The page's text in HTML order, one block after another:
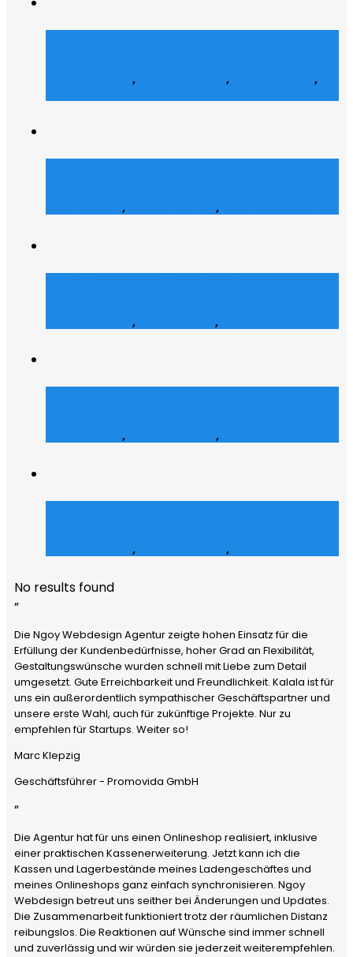
, ,
,
, ,
, ,
, ,
, ,
No results found
”
Die Ngoy Webdesign Agentur zeigte hohen Einsatz für die
Erfüllung der Kundenbedürfnisse, hoher Grad an Flexibilität,
Gestaltungswünsche wurden schnell mit Liebe zum Detail
umgesetzt. Gute Erreichbarkeit und Freundlichkeit. Kalala ist für
uns ein außerordentlich sympathischer Geschäftspartner und
unsere erste Wahl, auch für zukünftige Projekte. Nur zu
empfehlen für Startups. Weiter so!
Marc Klepzig
Geschäftsführer - Promovida GmbH
”
Die Agentur hat für uns einen Onlineshop realisiert, inklusive
einer praktischen Kassenerweiterung. Jetzt kann ich die
Kassen und Lagerbestände meines Ladengeschäftes und
meines Onlineshops ganz einfach synchronisieren. Ngoy
Webdesign betreut uns seither bei Änderungen und Updates.
Die Zusammenarbeit funktioniert trotz der räumlichen Distanz
reibungslos. Die Reaktionen auf Wünsche sind immer schnell
und zuverlässig und wir würden sie jederzeit weiterempfehlen.